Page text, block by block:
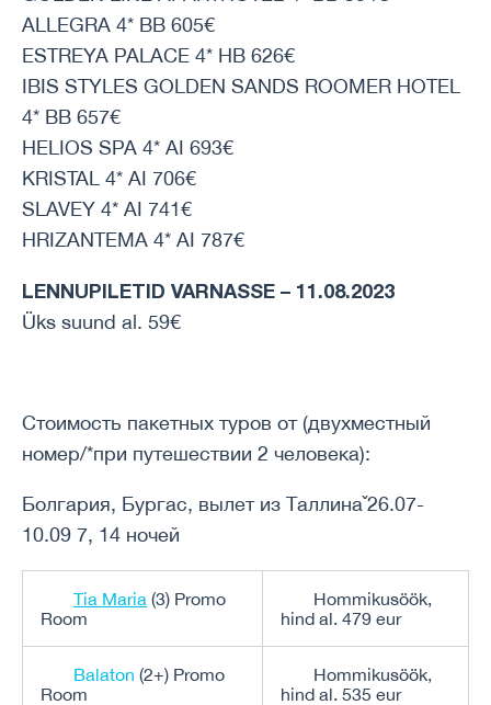
ALLEGRA 4* BB 605€
ESTREYA PALACE 4* HB 626€
IBIS STYLES GOLDEN SANDS ROOMER HOTEL
4* BB 657€
HELIOS SPA 4* AI 693€
KRISTAL 4* AI 706€
SLAVEY 4* AI 741€
HRIZANTEMA 4* AI 787€
LENNUPILETID VARNASSE – 11.08.2023
Üks suund al. 59€
Стоимость пакетных туров от (двухместный
номер/*при путешествии 2 человека):
Болгария, Бургас, вылет из Таллинаˇ26.07-
10.09 7, 14 ночей
Tia Maria (3) Promo
Room
Hommikusöök,
hind al. 479 eur
Balaton (2+) Promo
Room
Hommikusöök,
hind al. 535 eur